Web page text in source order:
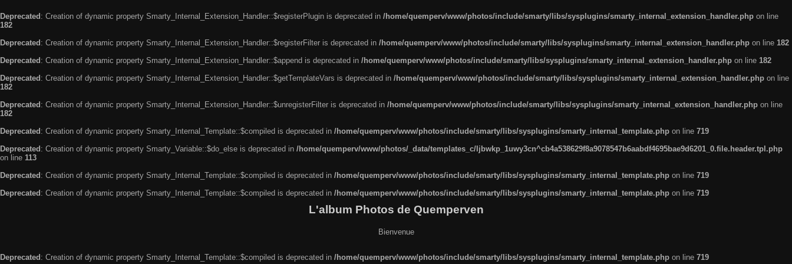
Deprecated : Creation of dynamic property Smarty_Internal_Extension_Handler::$registerPlugin is deprecated in /home/quemperv/www/photos/include/smarty/libs/sysplugins/smarty_internal_extension_handler.php on line
182
Deprecated : Creation of dynamic property Smarty_Internal_Extension_Handler::$registerFilter is deprecated in /home/quemperv/www/photos/include/smarty/libs/sysplugins/smarty_internal_extension_handler.php on line 182
Deprecated : Creation of dynamic property Smarty_Internal_Extension_Handler::$append is deprecated in /home/quemperv/www/photos/include/smarty/libs/sysplugins/smarty_internal_extension_handler.php on line 182
Deprecated : Creation of dynamic property Smarty_Internal_Extension_Handler::$getTemplateVars is deprecated in /home/quemperv/www/photos/include/smarty/libs/sysplugins/smarty_internal_extension_handler.php on line
182
Deprecated : Creation of dynamic property Smarty_Internal_Extension_Handler::$unregisterFilter is deprecated in /home/quemperv/www/photos/include/smarty/libs/sysplugins/smarty_internal_extension_handler.php on line
182
Deprecated : Creation of dynamic property Smarty_Internal_Template::$compiled is deprecated in /home/quemperv/www/photos/include/smarty/libs/sysplugins/smarty_internal_template.php on line 719
Deprecated : Creation of dynamic property Smarty_Variable::$do_else is deprecated in /home/quemperv/www/photos/_data/templates_c/ljbwkp_1uwy3cn^cb4a538629f8a9078547b6aabdf4695bae9d6201_0.file.header.tpl.php
on line 113
Deprecated : Creation of dynamic property Smarty_Internal_Template::$compiled is deprecated in /home/quemperv/www/photos/include/smarty/libs/sysplugins/smarty_internal_template.php on line 719
Deprecated : Creation of dynamic property Smarty_Internal_Template::$compiled is deprecated in /home/quemperv/www/photos/include/smarty/libs/sysplugins/smarty_internal_template.php on line 719
L'album Photos de Quemperven
Bienvenue
Deprecated: Creation of dynamic property Smarty_Internal_Template::$compiled is deprecated in /home/quemperv/www/photos/include/smarty/libs/sysplugins/smarty_internal_template.php on line 719